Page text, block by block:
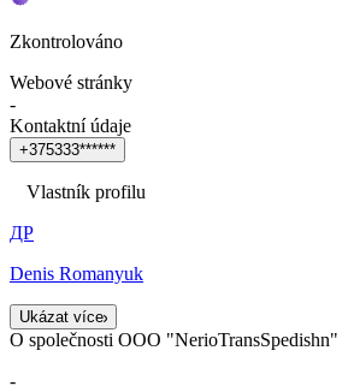
Zkontrolováno
Webové stránky
-
Kontaktní údaje
+375333******
Vlastník profilu
ДР
Denis Romanyuk
Ukázat více
O společnosti OOO "NerioTransSpedishn"
-